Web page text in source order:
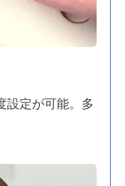
定が可能。多